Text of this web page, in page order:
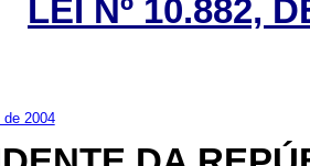
LEI Nº 10.882,
de 2004